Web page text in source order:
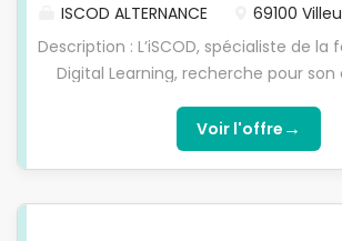
ISCOD ALTERNANCE
69100
Description : L’iSCOD, spécialiste de
Digital Learning, recherche pour son
communication et marketing en
d'apprentissage, pour préparer
niveau 6 à niveau 7 (Bachelor/
Voir l'offre →